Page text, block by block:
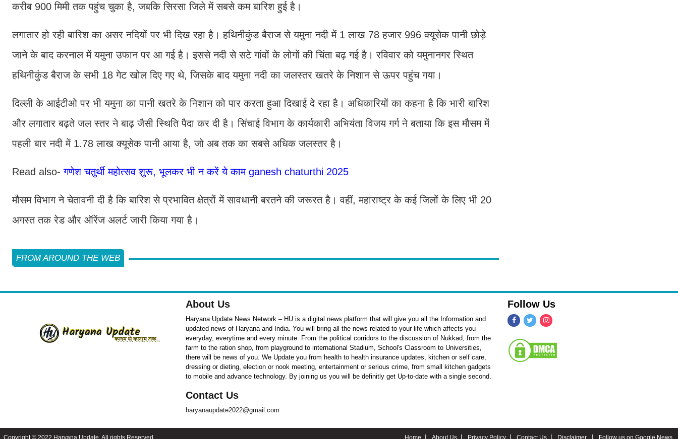
करीब 900 मिमी तक पहुंच चुका है, जबकि सिरसा जिले में सबसे कम बारिश हुई है।
लगातार हो रही बारिश का असर नदियों पर भी दिख रहा है। हथिनीकुंड बैराज से यमुना नदी में 1 लाख 78 हजार 996 क्यूसेक पानी छोड़े
जाने के बाद करनाल में यमुना उफान पर आ गई है। इससे नदी से सटे गांवों के लोगों की चिंता बढ़ गई है। रविवार को यमुनानगर स्थित
हथिनीकुंड बैराज के सभी 18 गेट खोल दिए गए थे, जिसके बाद यमुना नदी का जलस्तर खतरे के निशान से ऊपर पहुंच गया।
दिल्ली के आईटीओ पर भी यमुना का पानी खतरे के निशान को पार करता हुआ दिखाई दे रहा है। अधिकारियों का कहना है कि भारी बारिश
और लगातार बढ़ते जल स्तर ने बाढ़ जैसी स्थिति पैदा कर दी है। सिंचाई विभाग के कार्यकारी अभियंता विजय गर्ग ने बताया कि इस मौसम में
पहली बार नदी में 1.78 लाख क्यूसेक पानी आया है, जो अब तक का सबसे अधिक जलस्तर है।
Read also-गणेश चतुर्थी महोत्सव शुरू, भूलकर भी न करें ये काम ganesh chaturthi 2025
मौसम विभाग ने चेतावनी दी है कि बारिश से प्रभावित क्षेत्रों में सावधानी बरतने की जरूरत है। वहीं, महाराष्ट्र के कई जिलों के लिए भी 20
अगस्त तक रेड और ऑरेंज अलर्ट जारी किया गया है।
FROM AROUND THE WEB
About Us
Haryana Update News Network – HU is a digital news platform that will give you all the Information and
updated news of Haryana and India. You will bring all the news related to your life which affects you
everyday, everytime and every minute. From the political corridors to the discussion of Nukkad, from the
farm to the ration shop, from playground to international Stadium, School's Classroom to Universities,
there will be news of you. We Update you from health to health insurance updates, kitchen or self care,
dressing or dieting, election or nook meeting, entertainment or serious crime, from small kitchen gadgets
to mobile and advance technology. By joining us you will be definitly get Up-to-date with a single second.
Contact Us
haryanaupdate2022@gmail.com
Follow Us
Copyright © 2022 Haryana Update. All rights Reserved. Home About Us Privacy Policy Contact Us Disclaimer Follow us on Google News